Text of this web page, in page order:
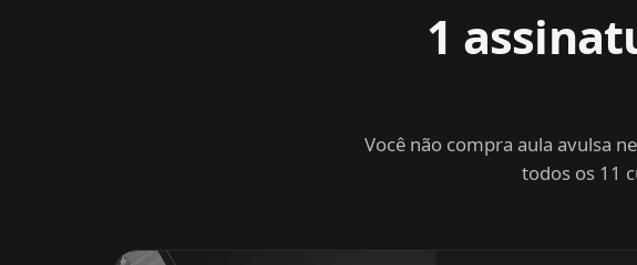
1
Você não compra aula avulsa
todos os 11